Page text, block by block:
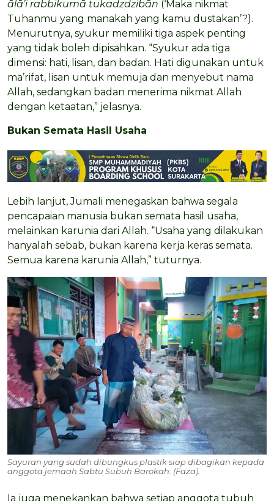
ālā’i rabbikumā tukadzdzibān (‘Maka nikmat
Tuhanmu yang manakah yang kamu dustakan’?).
Menurutnya, syukur memiliki tiga aspek penting
yang tidak boleh dipisahkan. “Syukur ada tiga
dimensi: hati, lisan, dan badan. Hati digunakan untuk
ma’rifat, lisan untuk memuja dan menyebut nama
Allah, sedangkan badan menerima nikmat Allah
dengan ketaatan,” jelasnya.
Bukan Semata Hasil Usaha
Lebih lanjut, Jumali menegaskan bahwa segala
pencapaian manusia bukan semata hasil usaha,
melainkan karunia dari Allah. “Usaha yang dilakukan
hanyalah sebab, bukan karena kerja keras semata.
Semua karena karunia Allah,” tuturnya.
Sayuran yang sudah dibungkus plastik siap dibagikan kepada
anggota jemaah Sabtu Subuh Barokah. (Faza).
Ia juga menekankan bahwa setiap anggota tubuh